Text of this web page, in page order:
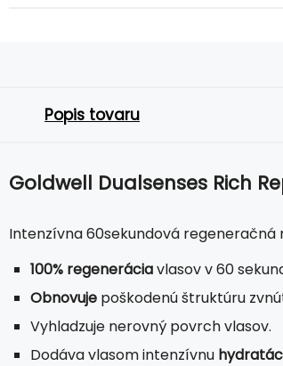
Popis tovaru
Goldwell Dualsenses Rich
Intenzívna 60sekundová regeneračná
100% regeneráciavlasov v 60
Obnovuje poškodenú štruktúru
Vyhladzuje nerovný povrch vlasov.
Dodáva vlasom intenzívnu